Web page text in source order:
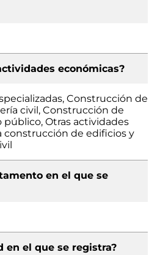
económicas?
Construcción de
civil, Construcción de
público, Otras actividades
construcción de edificios y
en el que se
en el que se registra?